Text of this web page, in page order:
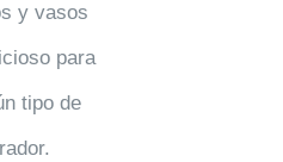
y vasos
para
tipo de